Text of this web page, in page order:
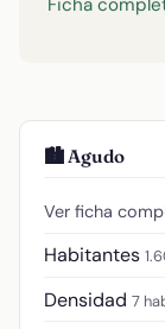
🏙️ Agudo
Ver ficha
Habitantes
Densidad 7